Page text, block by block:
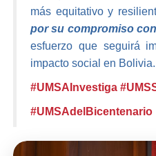
más equitativo y
por su compromiso
esfuerzo que seguirá
impacto social en Bolivia.
#UMSAInvestiga
#UMSAdelBicentenario